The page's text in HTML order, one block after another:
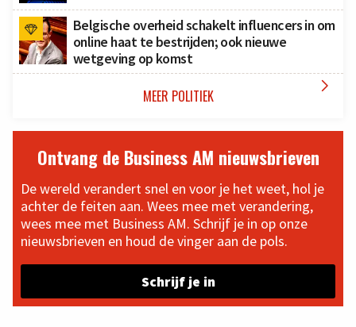
Belgische overheid schakelt influencers in om
online haat te bestrijden; ook nieuwe
wetgeving op komst
MEER POLITIEK 
Ontvang de Business AM nieuwsbrieven
De wereld verandert snel en voor je het weet, hol je
achter de feiten aan. Wees mee met verandering,
wees mee met Business AM. Schrijf je in op onze
nieuwsbrieven en houd de vinger aan de pols.
Schrijf je in